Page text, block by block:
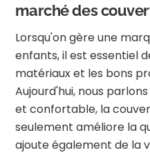
marché des
Lorsqu'on gère une
enfants, il est essentiel
matériaux et les bons
Aujourd'hui, nous
et confortable, la
seulement améliore la
ajoute également de la